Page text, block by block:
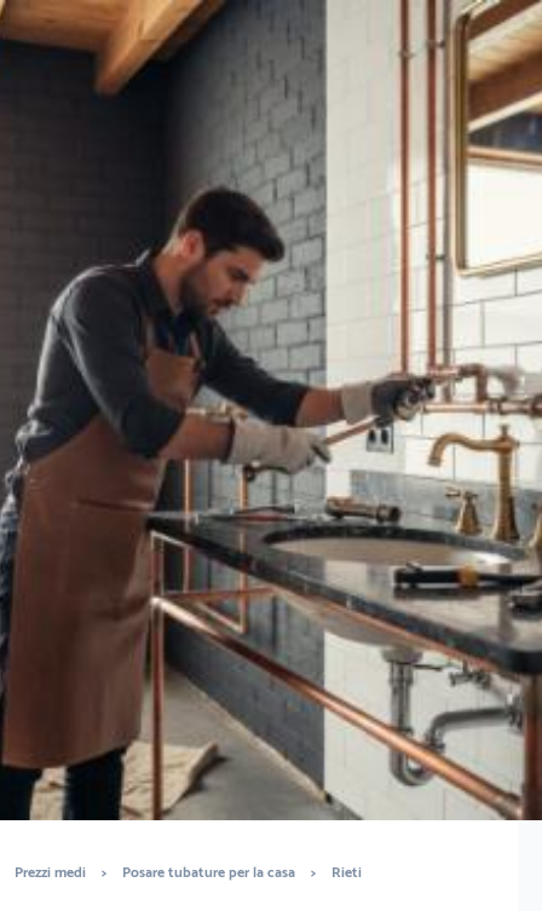
Quanto costa posare
tubature per la casa a
Rieti? Prezzi e tariffe
2026
Il costo medio per posare tubature per la casa
va da2€ a 15000€
Vuoi sapere il prezzo preciso per posare tubature per la casa?
Ottieni preventivi gratuiti.
È completamente gratuito
Trova idraulici
Prezzi medi > Posare tubature per la casa > Rieti